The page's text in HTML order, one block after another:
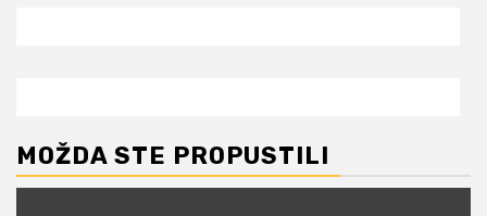
MOŽDA STE PROPUSTILI